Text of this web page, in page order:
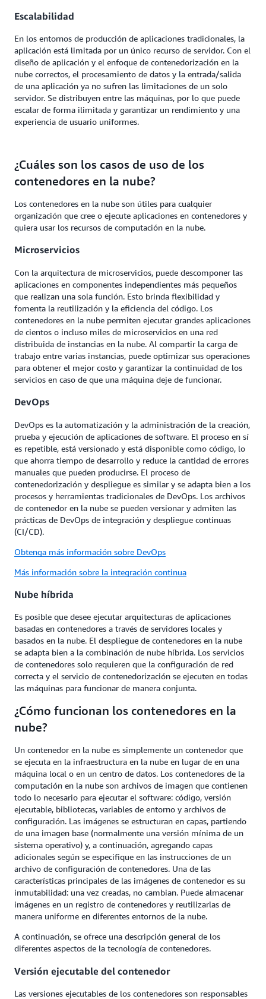
Escalabilidad
En los entornos de producción de aplicaciones tradicionales, la
aplicación está limitada por un único recurso de servidor. Con el
diseño de aplicación y el enfoque de contenedorización en la
nube correctos, el procesamiento de datos y la entrada/salida
de una aplicación ya no sufren las limitaciones de un solo
servidor. Se distribuyen entre las máquinas, por lo que puede
escalar de forma ilimitada y garantizar un rendimiento y una
experiencia de usuario uniformes.
¿Cuáles son los casos de uso de los
contenedores en la nube?
Los contenedores en la nube son útiles para cualquier
organización que cree o ejecute aplicaciones en contenedores y
quiera usar los recursos de computación en la nube.
Microservicios
Con la arquitectura de microservicios, puede descomponer las
aplicaciones en componentes independientes más pequeños
que realizan una sola función. Esto brinda flexibilidad y
fomenta la reutilización y la eficiencia del código. Los
contenedores en la nube permiten ejecutar grandes aplicaciones
de cientos o incluso miles de microservicios en una red
distribuida de instancias en la nube. Al compartir la carga de
trabajo entre varias instancias, puede optimizar sus operaciones
para obtener el mejor costo y garantizar la continuidad de los
servicios en caso de que una máquina deje de funcionar.
DevOps
DevOps es la automatización y la administración de la creación,
prueba y ejecución de aplicaciones de software. El proceso en sí
es repetible, está versionado y está disponible como código, lo
que ahorra tiempo de desarrollo y reduce la cantidad de errores
manuales que pueden producirse. El proceso de
contenedorización y despliegue es similar y se adapta bien a los
procesos y herramientas tradicionales de DevOps. Los archivos
de contenedor en la nube se pueden versionar y admiten las
prácticas de DevOps de integración y despliegue continuas
(CI/CD).
Obtenga más información sobre DevOps
Más información sobre la integración continua
Nube híbrida
Es posible que desee ejecutar arquitecturas de aplicaciones
basadas en contenedores a través de servidores locales y
basados en la nube. El despliegue de contenedores en la nube
se adapta bien a la combinación de nube híbrida. Los servicios
de contenedores solo requieren que la configuración de red
correcta y el servicio de contenedorización se ejecuten en todas
las máquinas para funcionar de manera conjunta.
¿Cómo funcionan los contenedores en la
nube?
Un contenedor en la nube es simplemente un contenedor que
se ejecuta en la infraestructura en la nube en lugar de en una
máquina local o en un centro de datos. Los contenedores de la
computación en la nube son archivos de imagen que contienen
todo lo necesario para ejecutar el software: código, versión
ejecutable, bibliotecas, variables de entorno y archivos de
configuración. Las imágenes se estructuran en capas, partiendo
de una imagen base (normalmente una versión mínima de un
sistema operativo) y, a continuación, agregando capas
adicionales según se especifique en las instrucciones de un
archivo de configuración de contenedores. Una de las
características principales de las imágenes de contenedor es su
inmutabilidad: una vez creadas, no cambian. Puede almacenar
imágenes en un registro de contenedores y reutilizarlas de
manera uniforme en diferentes entornos de la nube.
A continuación, se ofrece una descripción general de los
diferentes aspectos de la tecnología de contenedores.
Versión ejecutable del contenedor
Las versiones ejecutables de los contenedores son responsables